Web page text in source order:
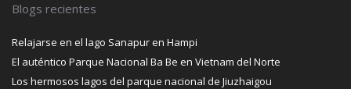
Blogs recientes
Relajarse en el lago Sanapur en Hampi
El auténtico Parque Nacional Ba Be en Vietnam del Norte
Los hermosos lagos del parque nacional de Jiuzhaigou